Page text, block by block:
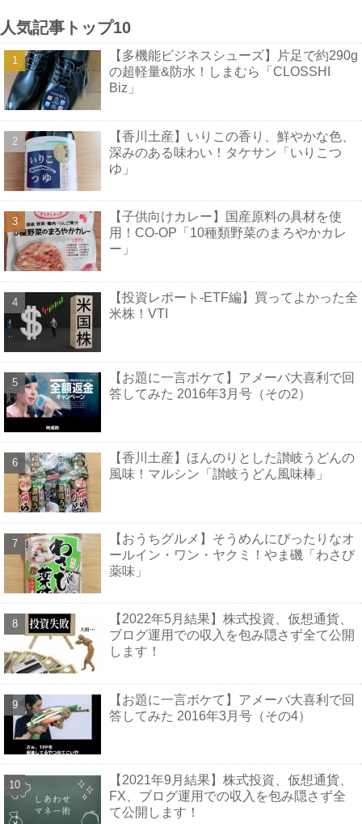
人気記事トップ10
【多機能ビジネスシューズ】片足で約290g
の超軽量&防水！しまむら「CLOSSHI
Biz」
【香川土産】いりこの香り、鮮やかな色、
深みのある味わい！タケサン「いりこつ
ゆ」
【子供向けカレー】国産原料の具材を使
用！CO-OP「10種類野菜のまろやかカレ
ー」
【投資レポート-ETF編】買ってよかった全
米株！VTI
【お題に一言ボケて】アメーバ大喜利で回
答してみた 2016年3月号（その2）
【香川土産】ほんのりとした讃岐うどんの
風味！マルシン「讃岐うどん風味棒」
【おうちグルメ】そうめんにぴったりなオ
ールイン・ワン・ヤクミ！やま磯「わさび
薬味」
【2022年5月結果】株式投資、仮想通貨、
ブログ運用での収入を包み隠さず全て公開
します！
【お題に一言ボケて】アメーバ大喜利で回
答してみた 2016年3月号（その4）
【2021年9月結果】株式投資、仮想通貨、
FX、ブログ運用での収入を包み隠さず全
て公開します！